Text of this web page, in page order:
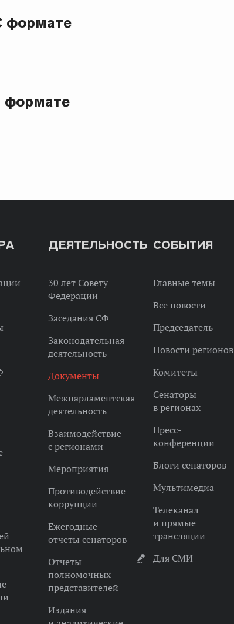
формате
формате
ДЕЯТЕЛЬНОСТЬ
30 лет Совету
Федерации
Заседания СФ
Законодательная
деятельность
Документы
Межпарламентская
деятельность
Взаимодействие
с регионами
Мероприятия
Противодействие
коррупции
Ежегодные
отчеты сенаторов
Отчеты
полномочных
представителей
Издания
СОБЫТИЯ
Главные темы
Все новости
Председатель
Новости регионов
Комитеты
Сенаторы
в регионах
Пресс-
конференции
Блоги сенаторов
Мультимедиа
Телеканал
и прямые
трансляции
Для СМИ